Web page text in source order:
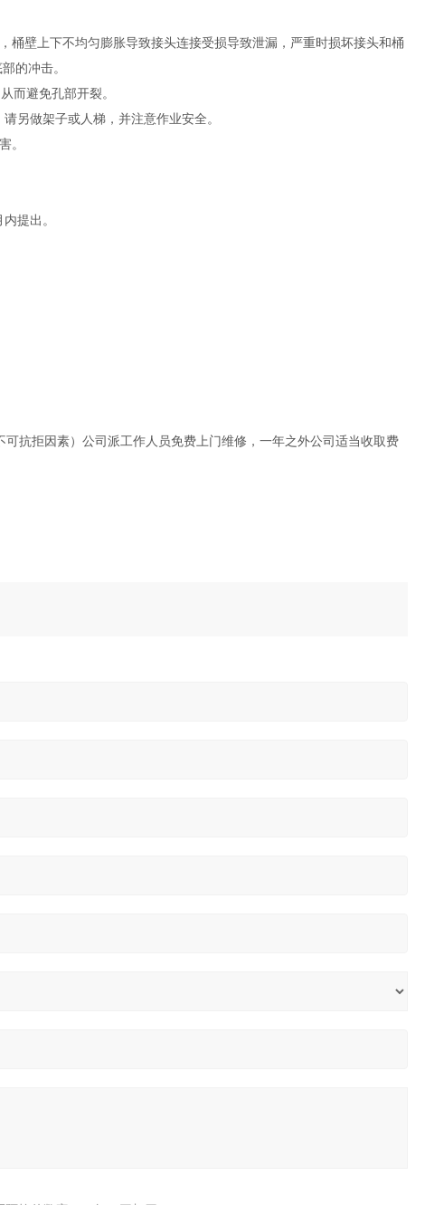
壁上下不均匀膨胀导致接头连接受损导致泄漏，严重时损坏接头和桶
的冲击。
而避免孔部开裂。
另做架子或人梯，并注意作业安全。
。
提出。
抗拒因素）公司派工作人员免费上门维修，一年之外公司适当收取费